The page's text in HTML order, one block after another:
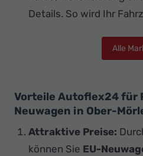
Details. So wird Ihr
Alle
Vorteile Autoflex24 für
Neuwagen in Ober-
Attraktive Preise:
können Sie EU-